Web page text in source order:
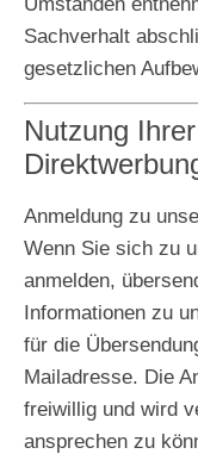
Umständen
Sachverhalt
gesetzlichen
Nutzung
Anmeldung zu
Wenn Sie sich zu
anmelden,
Informationen zu
für die
Mailadresse. Die
freiwillig und wird
ansprechen zu